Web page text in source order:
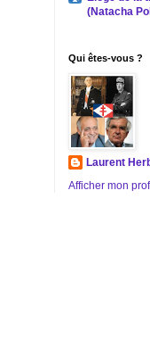
(Natacha
Qui êtes-vous ?
Laurent
Afficher mon